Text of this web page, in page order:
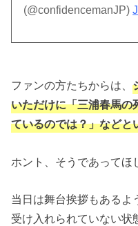
(@confidencemanJP)
ファンの方たちからは、
いただけに「三浦春馬の
ているのでは？」などと
ホント、そうであってほ
当日は舞台挨拶もあるよ
受け入れられていない状